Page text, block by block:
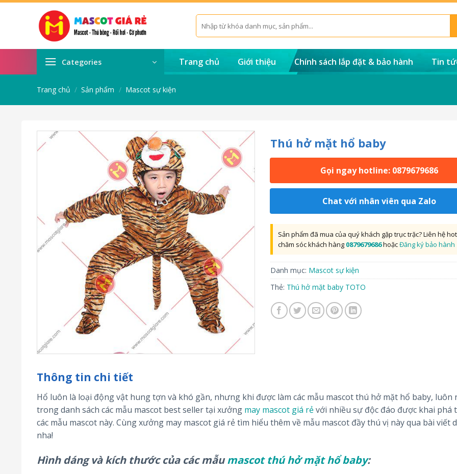
Skip
Tìm
kiếm:
Categories Trang chủ Giới thiệu Chính sách lắp đặt & bảo hành Tin
Trang chủ / Sản phẩm / Mascot sự kiện
Thú hở mặt hổ baby
Gọi ngay hotline: 0879679686
Chat với nhân viên qua Zalo
Sản phẩm đã mua của quý khách gặp trục trặc? Liên hệ
chăm sóc khách hàng 0879679686hoặcĐăng ký bảo hành
Danh mục: Mascot sự kiện
Thẻ: Thú hở mặt baby TOTO
Thông tin chi tiết
Hổ luôn là loại động vật hung tợn và khó gần, nhưng khi được làm các mẫu mascot thú hở mặt hổ baby, luôn
trong danh sách các mẫu mascot best seller tại xưởng may mascot giá rẻvới nhiều sự độc đáo được khai phá
các mẫu mascot này. Cùng xưởng may mascot giá rẻ tìm hiểu thêm về mẫu mascot đầy thú vị này qua bài viết
nha!
Hình dáng và kích thước của các mẫumascot thú hở mặt hổ baby: